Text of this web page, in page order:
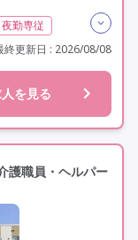
夜勤専従
非常勤
支援あり
以上
終更新日 : 2026/08/08
を見る
護職員・ヘルパー